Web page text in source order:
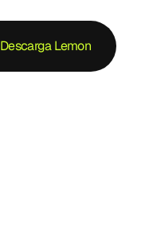
Descarga Lemon